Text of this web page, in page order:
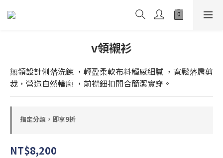
v領襯衫
無領設計俐落洗鍊 ，輕盈柔軟布料觸感細膩 ，寬鬆落肩剪
裁，營造自然輪廓 ，前襟鈕扣開合簡潔實穿。
指定分類，即享9折
NT$8,200